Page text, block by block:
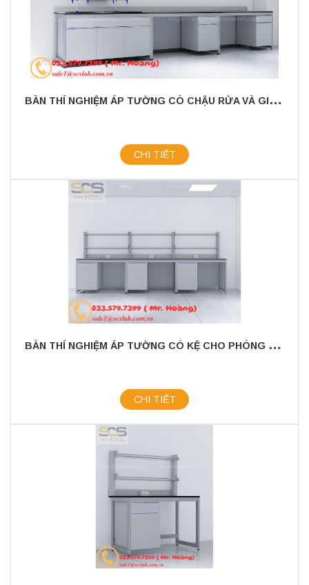
B
ÀN THÍ NGHIỆM ÁP TƯỜNG CÓ CHẬU RỬA VÀ GIÁ TREO KÍCH THƯỚC 3000X750X800MM
CHI TIẾT
B
ÀN THÍ NGHIỆM ÁP TƯỜNG CÓ KỆ CHO PHÒNG THÍ NGHIỆM KÍCH THƯỚC 3600MM
CHI TIẾT